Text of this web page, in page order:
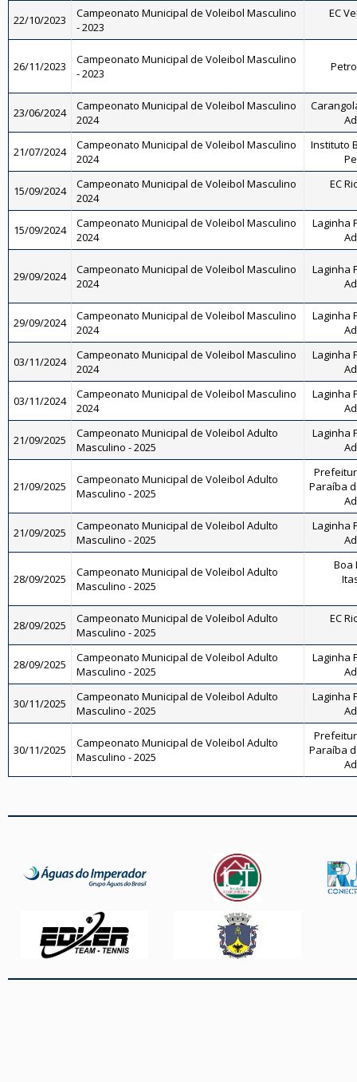
22/10/2023
Campeonato Municipal de Voleibol Masculino
- 2023
EC
26/11/2023
Campeonato Municipal de Voleibol Masculino
- 2023
23/06/2024
Campeonato Municipal de Voleibol Masculino
2024
21/07/2024
Campeonato Municipal de Voleibol Masculino
2024
Instituto
15/09/2024
Campeonato Municipal de Voleibol Masculino
2024
EC
15/09/2024
Campeonato Municipal de Voleibol Masculino
2024
Laginha
29/09/2024
Campeonato Municipal de Voleibol Masculino
2024
Laginha
29/09/2024
Campeonato Municipal de Voleibol Masculino
2024
Laginha
03/11/2024
Campeonato Municipal de Voleibol Masculino
2024
Laginha
03/11/2024
Campeonato Municipal de Voleibol Masculino
2024
Laginha
21/09/2025
Campeonato Municipal de Voleibol Adulto
Masculino - 2025
Laginha
21/09/2025
Campeonato Municipal de Voleibol Adulto
Masculino - 2025
Paraíba
21/09/2025
Campeonato Municipal de Voleibol Adulto
Masculino - 2025
Laginha
28/09/2025
Campeonato Municipal de Voleibol Adulto
Masculino - 2025
Boa
28/09/2025
Campeonato Municipal de Voleibol Adulto
Masculino - 2025
EC
28/09/2025
Campeonato Municipal de Voleibol Adulto
Masculino - 2025
Laginha
30/11/2025
Campeonato Municipal de Voleibol Adulto
Masculino - 2025
Laginha
30/11/2025
Campeonato Municipal de Voleibol Adulto
Masculino - 2025
Paraíba